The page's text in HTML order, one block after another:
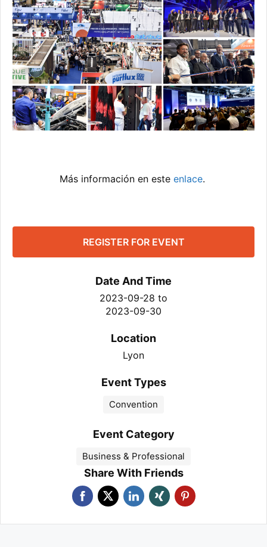
Más información en este enlace.
REGISTER FOR EVENT
Date And Time
2023-09-28 to
2023-09-30
Location
Lyon
Event Types
Convention
Event Category
Business & Professional
Share With Friends